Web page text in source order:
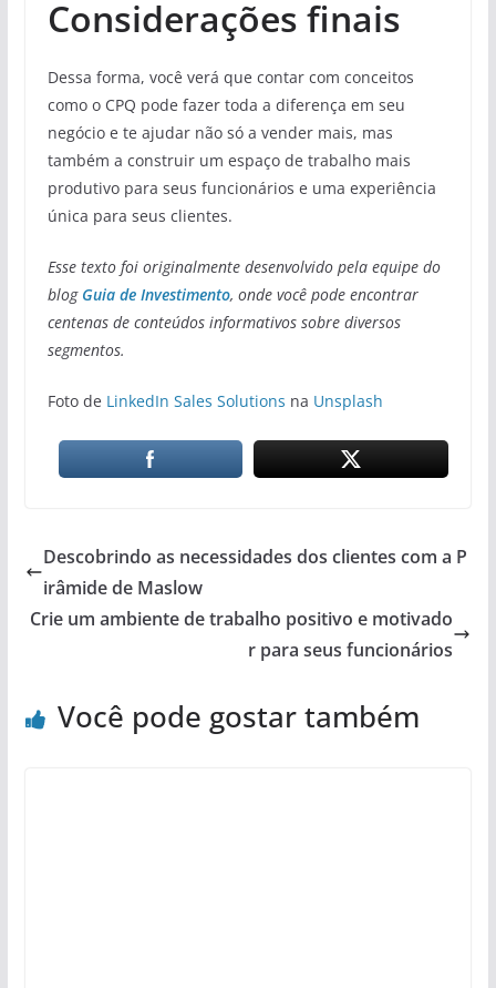
Considerações finais
Dessa forma, você verá que contar com conceitos
como o CPQ pode fazer toda a diferença em seu
negócio e te ajudar não só a vender mais, mas
também a construir um espaço de trabalho mais
produtivo para seus funcionários e uma experiência
única para seus clientes.
Esse texto foi originalmente desenvolvido pela equipe do
blog Guia de Investimento, onde você pode encontrar
centenas de conteúdos informativos sobre diversos
segmentos.
Foto de LinkedIn Sales Solutions na Unsplash
Descobrindo as necessidades dos clientes com a P
irâmide de Maslow
Crie um ambiente de trabalho positivo e motivado
r para seus funcionários
Você pode gostar também